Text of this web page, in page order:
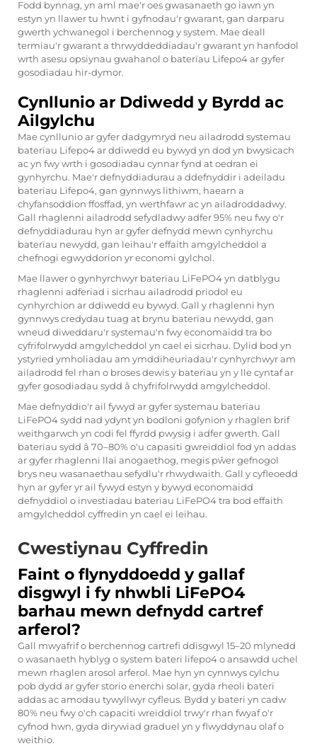
Fodd bynnag, yn aml mae'r oes gwasanaeth go iawn yn
estyn yn llawer tu hwnt i gyfnodau'r gwarant, gan darparu
gwerth ychwanegol i berchennog y system. Mae deall
termiau'r gwarant a thrwyddeddiadau'r gwarant yn hanfodol
wrth asesu opsiynau gwahanol o baterïau Lifepo4 ar gyfer
gosodiadau hir-dymor.
Cynllunio ar Ddiwedd y Byrdd ac
Ailgylchu
Mae cynllunio ar gyfer dadgymryd neu ailadrodd systemau
baterïau Lifepo4 ar ddiwedd eu bywyd yn dod yn bwysicach
ac yn fwy wrth i gosodiadau cynnar fynd at oedran ei
gynhyrchu. Mae'r defnyddiadurau a ddefnyddir i adeiladu
baterïau Lifepo4, gan gynnwys lithiwm, haearn a
chyfansoddion ffosffad, yn werthfawr ac yn ailadroddadwy.
Gall rhaglenni ailadrodd sefydladwy adfer 95% neu fwy o'r
defnyddiadurau hyn ar gyfer defnydd mewn cynhyrchu
baterïau newydd, gan leihau'r effaith amgylcheddol a
chefnogi egwyddorion yr economi gylchol.
Mae llawer o gynhyrchwyr baterïau LiFePO4 yn datblygu
rhaglenni adferiad i sicrhau ailadrodd priodol eu
cynhyrchion ar ddiwedd eu bywyd. Gall y rhaglenni hyn
gynnwys credydau tuag at brynu baterïau newydd, gan
wneud diweddaru'r systemau'n fwy economaidd tra bo
cyfrifolrwydd amgylcheddol yn cael ei sicrhau. Dylid bod yn
ystyried ymholiadau am ymddiheuriadau'r cynhyrchwyr am
ailadrodd fel rhan o broses dewis y baterïau yn y lle cyntaf ar
gyfer gosodiadau sydd â chyfrifolrwydd amgylcheddol.
Mae defnyddio'r ail fywyd ar gyfer systemau baterïau
LiFePO4 sydd nad ydynt yn bodloni gofynion y rhaglen brif
weithgarwch yn codi fel ffyrdd pwysig i adfer gwerth. Gall
baterïau sydd â 70–80% o'u capasiti gwreiddiol fod yn addas
ar gyfer rhaglenni llai anogaethog, megis pŵer gefnogol
brys neu wasanaethau sefydlu'r rhwydwaith. Gall y cyfleoedd
hyn ar gyfer yr ail fywyd estyn y bywyd economaidd
defnyddiol o investiadau baterïau LiFePO4 tra bod effaith
amgylcheddol cyffredin yn cael ei leihau.
Cwestiynau Cyffredin
Faint o flynyddoedd y gallaf
disgwyl i fy nhwbli LiFePO4
barhau mewn defnydd cartref
arferol?
Gall mwyafrif o berchennog cartrefi ddisgwyl 15–20 mlynedd
o wasanaeth hyblyg o system bateri lifepo4 o ansawdd uchel
mewn rhaglen arosol arferol. Mae hyn yn cynnwys cylchu
pob dydd ar gyfer storio enerchi solar, gyda rheoli bateri
addas ac amodau tywyllwyr cyfleus. Bydd y bateri yn cadw
80% neu fwy o'ch capaciti wreiddiol trwy'r rhan fwyaf o'r
cyfnod hwn, gyda dirywiad graduel yn y flwyddynau olaf o
weithio.